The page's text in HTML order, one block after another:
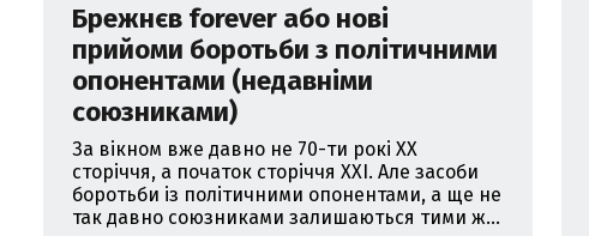
Брежнєв forever або нові
прийоми боротьби з політичними
опонентами (недавніми
союзниками)
За вікном вже давно не 70-ти рокі XX
сторіччя, а початок сторіччя XXI. Але засоби
боротьби із політичними опонентами, а ще не
так давно союзниками залишаються тими ж...